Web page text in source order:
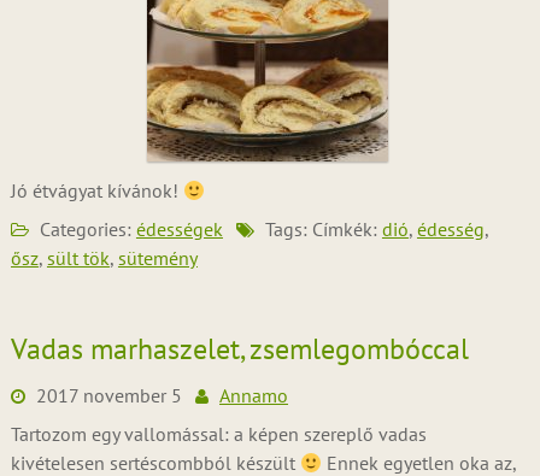
Jó étvágyat kívánok!
Categories: édességek Tags: Címkék: dió, édesség,
ősz, sült tök, sütemény
Vadas marhaszelet, zsemlegombóccal
2017 november 5
Annamo
Tartozom egy vallomással: a képen szereplő vadas
kivételesen sertéscombból készült
Ennek egyetlen oka az,